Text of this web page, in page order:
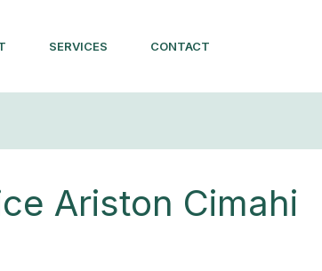
SERVICES CONTACT
Ariston Cimahi